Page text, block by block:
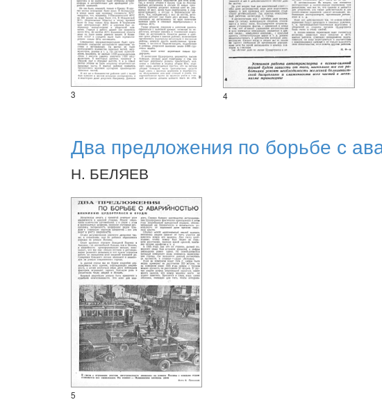
3 4
Два предложения по борьбе с
Н. БЕЛЯЕВ
5